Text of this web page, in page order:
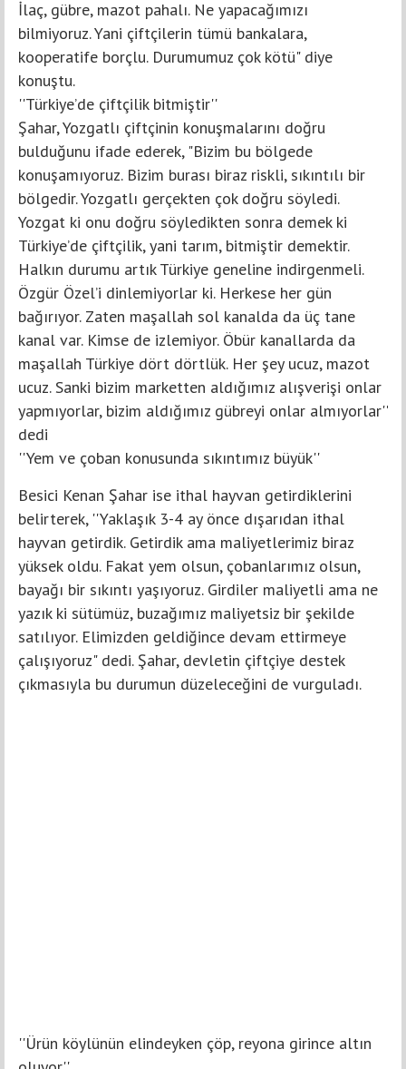
İlaç, gübre, mazot pahalı. Ne yapacağımızı
bilmiyoruz. Yani çiftçilerin tümü bankalara,
kooperatife borçlu. Durumumuz çok kötü" diye
konuştu.
''Türkiye’de çiftçilik bitmiştir''
Şahar, Yozgatlı çiftçinin konuşmalarını doğru
bulduğunu ifade ederek, "Bizim bu bölgede
konuşamıyoruz. Bizim burası biraz riskli, sıkıntılı bir
bölgedir. Yozgatlı gerçekten çok doğru söyledi.
Yozgat ki onu doğru söyledikten sonra demek ki
Türkiye’de çiftçilik, yani tarım, bitmiştir demektir.
Halkın durumu artık Türkiye geneline indirgenmeli.
Özgür Özel’i dinlemiyorlar ki. Herkese her gün
bağırıyor. Zaten maşallah sol kanalda da üç tane
kanal var. Kimse de izlemiyor. Öbür kanallarda da
maşallah Türkiye dört dörtlük. Her şey ucuz, mazot
ucuz. Sanki bizim marketten aldığımız alışverişi onlar
yapmıyorlar, bizim aldığımız gübreyi onlar almıyorlar''
dedi
''Yem ve çoban konusunda sıkıntımız büyük''
Besici Kenan Şahar ise ithal hayvan getirdiklerini
belirterek, ''Yaklaşık 3-4 ay önce dışarıdan ithal
hayvan getirdik. Getirdik ama maliyetlerimiz biraz
yüksek oldu. Fakat yem olsun, çobanlarımız olsun,
bayağı bir sıkıntı yaşıyoruz. Girdiler maliyetli ama ne
yazık ki sütümüz, buzağımız maliyetsiz bir şekilde
satılıyor. Elimizden geldiğince devam ettirmeye
çalışıyoruz" dedi. Şahar, devletin çiftçiye destek
çıkmasıyla bu durumun düzeleceğini de vurguladı.
''Ürün köylünün elindeyken çöp, reyona girince altın